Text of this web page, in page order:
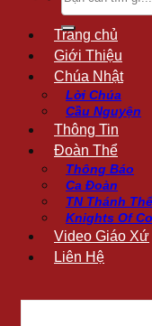
kiếm:
Trang chủ
Giới Thiệu
Chúa Nhật
Lời Chúa
Cầu Nguyện
Thông Tin
Đoàn Thể
Thông Báo
Ca Đoàn
TN Thánh Thể
Knights Of
Video Giáo Xứ
Liên Hệ